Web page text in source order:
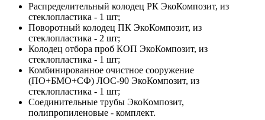
Распределительный колодец РК ЭкоКомпозит, из
стеклопластика - 1 шт;
Поворотный колодец ПК ЭкоКомпозит, из
стеклопластика - 2 шт;
Колодец отбора проб КОП ЭкоКомпозит, из
стеклопластика - 1 шт;
Комбинированное очистное сооружение
(ПО+БМО+СФ) ЛОС-90 ЭкоКомпозит, из
стеклопластика - 1 шт;
Соединительные трубы ЭкоКомпозит,
полипропиленовые - комплект.